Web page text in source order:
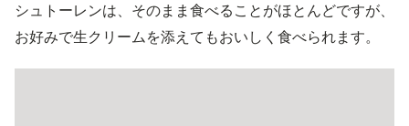
シュトーレンは、そのまま食べることがほとんどですが、
お好みで生クリームを添えてもおいしく食べられます。